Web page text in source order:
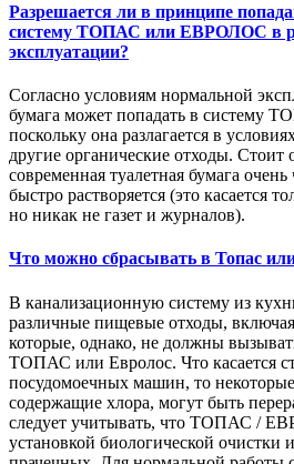
Разрешается ли в принципе
систему ТОПАС или ЕВРОЛОС в
эксплуатации?
Согласно условиям нормальной
бумага может попадать в
поскольку она разлагается в
другие органические отходы. Стоит
современная туалетная бумага
быстро растворяется (это касается
но никак не газет и журналов).
Что можно сбрасывать в Топас
В канализационную систему из
различные пищевые отходы,
которые, однако, не должны
ТОПАС или Евролос. Что касается
посудомоечных машин, то
содержащие хлора, могут быть
следует учитывать, что ТОПАС /
установкой биологической очистки